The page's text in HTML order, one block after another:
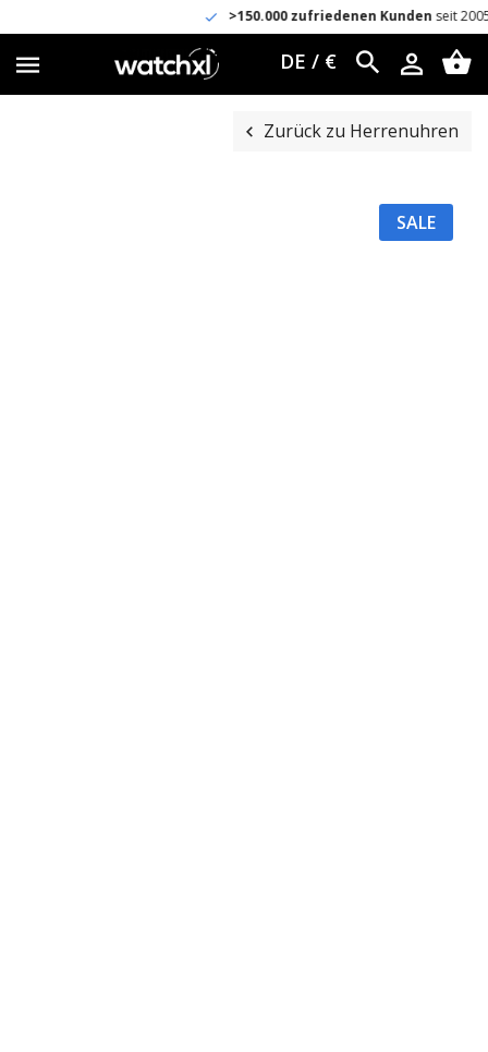
>150.000 zufriedenen Kundenseit 2005
DE / €
Zurück zu Herrenuhren
SALE